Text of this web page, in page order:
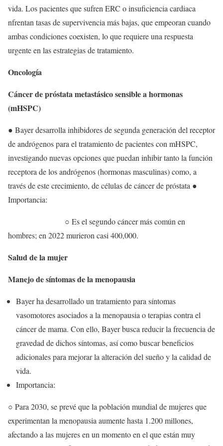
vida. Los pacientes que sufren ERC o insuficiencia cardiaca
nfrentan tasas de supervivencia más bajas, que empeoran cuando
ambas condiciones coexisten, lo que requiere una respuesta
urgente en las estrategias de tratamiento.
Oncología
Cáncer de próstata metastásico sensible a hormonas
(mHSPC)
● Bayer desarrolla inhibidores de segunda generación del receptor
de andrógenos para el tratamiento de pacientes con mHSPC,
investigando nuevas opciones que puedan inhibir tanto la función
receptora de los andrógenos (hormonas masculinas) como, a
través de este crecimiento, de células de cáncer de próstata ●
Importancia:
○ Es el segundo cáncer más común en
hombres; en 2022 murieron casi 400,000.
Salud de la mujer
Manejo de síntomas de la menopausia
Bayer ha desarrollado un tratamiento para síntomas
vasomotores asociados a la menopausia o terapias contra el
cáncer de mama. Con ello, Bayer busca reducir la frecuencia de
gravedad de dichos síntomas, así como buscar beneficios
adicionales para mejorar la alteración del sueño y la calidad de
vida.
Importancia:
○ Para 2030, se prevé que la población mundial de mujeres que
experimentan la menopausia aumente hasta 1.200 millones,
afectando a las mujeres en un momento en el que están muy